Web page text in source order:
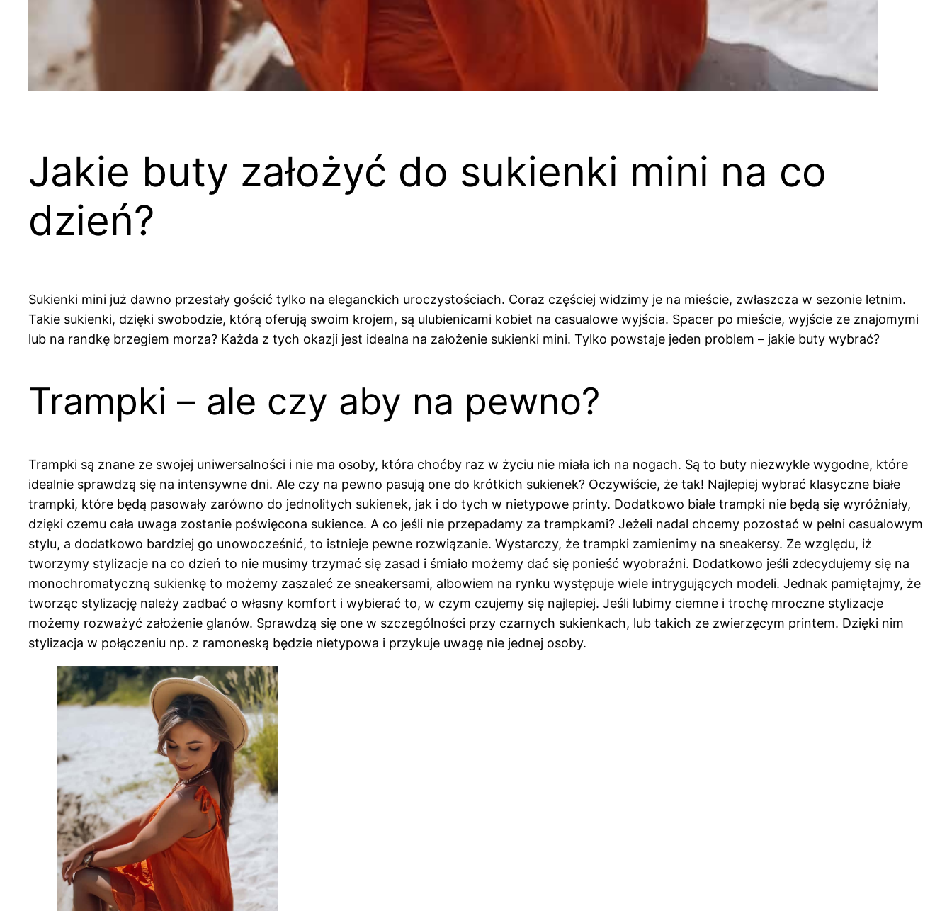
Jakie buty założyć do sukienki mini na co
dzień?
Sukienki mini już dawno przestały gościć tylko na eleganckich uroczystościach. Coraz częściej widzimy je na mieście, zwłaszcza w sezonie letnim.
Takie sukienki, dzięki swobodzie, którą oferują swoim krojem, są ulubienicami kobiet na casualowe wyjścia. Spacer po mieście, wyjście ze znajomymi
lub na randkę brzegiem morza? Każda z tych okazji jest idealna na założenie sukienki mini. Tylko powstaje jeden problem – jakie buty wybrać?
Trampki – ale czy aby na pewno?
Trampki są znane ze swojej uniwersalności i nie ma osoby, która choćby raz w życiu nie miała ich na nogach. Są to buty niezwykle wygodne, które
idealnie sprawdzą się na intensywne dni. Ale czy na pewno pasują one do krótkich sukienek? Oczywiście, że tak! Najlepiej wybrać klasyczne białe
trampki, które będą pasowały zarówno do jednolitych sukienek, jak i do tych w nietypowe printy. Dodatkowo białe trampki nie będą się wyróżniały,
dzięki czemu cała uwaga zostanie poświęcona sukience. A co jeśli nie przepadamy za trampkami? Jeżeli nadal chcemy pozostać w pełni casualowym
stylu, a dodatkowo bardziej go unowocześnić, to istnieje pewne rozwiązanie. Wystarczy, że trampki zamienimy na sneakersy. Ze względu, iż
tworzymy stylizacje na co dzień to nie musimy trzymać się zasad i śmiało możemy dać się ponieść wyobraźni. Dodatkowo jeśli zdecydujemy się na
monochromatyczną sukienkę to możemy zaszaleć ze sneakersami, albowiem na rynku występuje wiele intrygujących modeli. Jednak pamiętajmy, że
tworząc stylizację należy zadbać o własny komfort i wybierać to, w czym czujemy się najlepiej. Jeśli lubimy ciemne i trochę mroczne stylizacje
możemy rozważyć założenie glanów. Sprawdzą się one w szczególności przy czarnych sukienkach, lub takich ze zwierzęcym printem. Dzięki nim
stylizacja w połączeniu np. z ramoneską będzie nietypowa i przykuje uwagę nie jednej osoby.